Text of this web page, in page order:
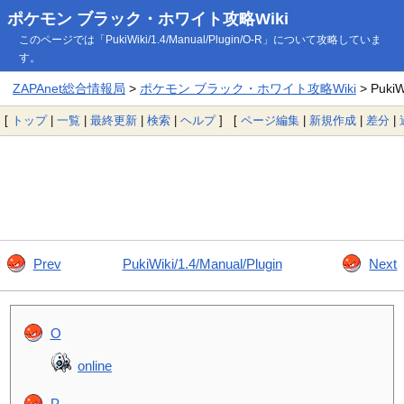
ポケモン ブラック・ホワイト攻略Wiki
このページでは「PukiWiki/1.4/Manual/Plugin/O-R」について攻略していま
す。
ZAPAnet総合情報局 > ポケモン ブラック・ホワイト攻略Wiki>
[ トップ| 一覧 | 最終更新 | 検索 | ヘルプ] [ ページ編集 | 新規作成 | 差分 |
Prev Next
PukiWiki/1.4/Manual/Plugin
O
online